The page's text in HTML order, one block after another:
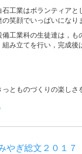
工業はボランティアと
の笑顔でいっぱいになり
工業科の生徒達は，も
組み立てを行い，完成後
とものづくりの楽しさ
やぎ総文２０１